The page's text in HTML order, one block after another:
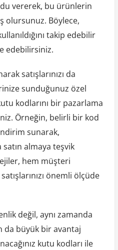
vererek, bu ürünlerin
olursunuz. Böylece,
takip edebilir
edebilirsiniz.
satışlarınızı da
sunduğunuz özel
kodlarını bir pazarlama
Örneğin, belirli bir kod
sunarak,
almaya teşvik
hem müşteri
önemli ölçüde
değil, aynı zamanda
da büyük bir avantaj
kutu kodları ile